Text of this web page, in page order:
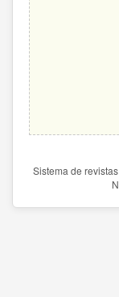
Sistema de